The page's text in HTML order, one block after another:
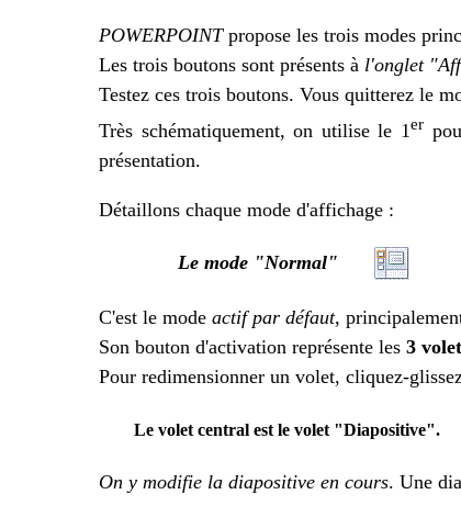
POWERPOINTpropose les trois modes
Les trois boutons sont présents à l'onglet
Testez ces trois boutons. Vous quitterez le
Très schématiquement, on utilise le 1er
présentation.
Détaillons chaque mode d'affichage :
Le mode "Normal"
C'est le mode actif par défaut,
Son bouton d'activation représente les 3
Pour redimensionner un volet, cliquez-
Le volet central est le volet "Diapositive".
On y modifie la diapositive en cours. Une